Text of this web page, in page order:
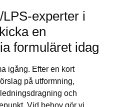
LPS-experter i
en
formuläret idag
igång. Efter en kort
på utformning,
och